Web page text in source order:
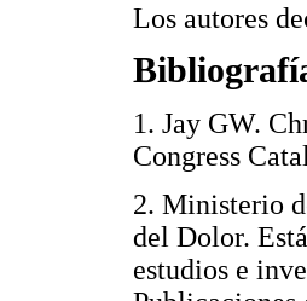
Los autores
1. Jay GW.
Congress
2. Ministerio
del Dolor.
estudios e